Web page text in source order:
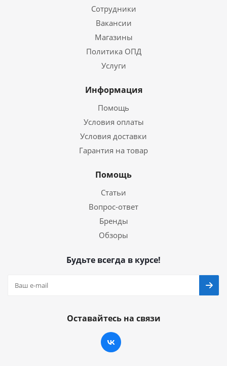
Сотрудники
Вакансии
Магазины
Политика ОПД
Услуги
Информация
Помощь
Условия оплаты
Условия доставки
Гарантия на товар
Помощь
Статьи
Вопрос-ответ
Бренды
Обзоры
Будьте всегда в курсе!
Оставайтесь на связи